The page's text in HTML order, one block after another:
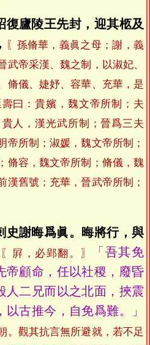
復廬陵王先封，迎其柩及
〖孫脩華，義眞之母；謝，義
武帝采漢、魏之制，以淑妃、
脩儀、婕妤、容華、充華，是
曰：貴嬪，魏文帝所制；夫
人，漢光武所制；晉爲三夫
帝所制；淑媛，魏文帝所制；
脩容，魏文帝所制；脩儀，魏
漢舊號；充華，晉武帝所制；
史謝晦爲眞。晦將行，與
〖屛，必郢翻。〗
「吾其免
帝顧命，任以社稷，廢昏
人二兄而以之北面，挾震
古推今，自免爲難。」
。觀其抗言無所避就，若不足